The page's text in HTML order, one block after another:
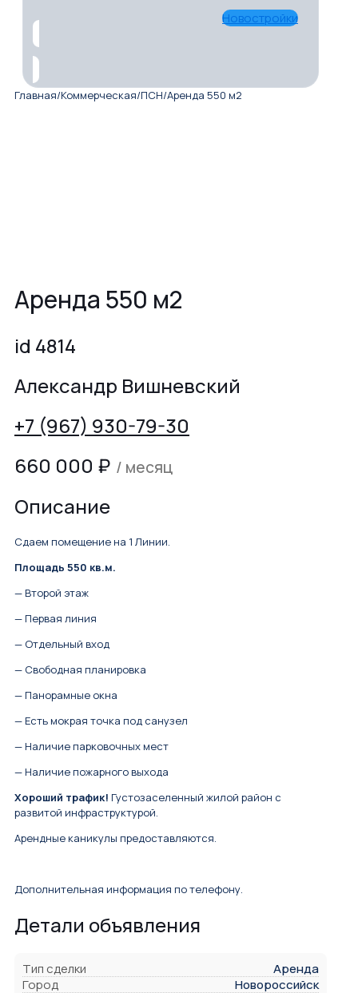
Новостройки
Главная/Коммерческая/ПСН/Аренда 550 м2
Аренда 550 м2
id 4814
Александр Вишневский
+7 (967) 930-79-30
660 000 ₽ / месяц
Описание
Сдаем помещение на 1 Линии.
Площадь 550 кв.м.
— Второй этаж
— Первая линия
— Отдельный вход
— Свободная планировка
— Панорамные окна
— Есть мокрая точка под санузел
— Наличие парковочных мест
— Наличие пожарного выхода
Хороший трафик! Густозаселенный жилой район с
развитой инфраструктурой.
Арендные каникулы предоставляются.
Дополнительная информация по телефону.
Детали объявления
Тип сделки
Аренда
Город
Новороссийск